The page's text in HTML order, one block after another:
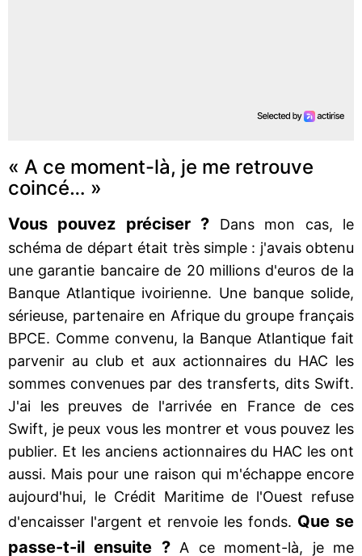
« A ce moment-là, je me retrouve
coincé… »
Vous pouvez préciser ? Dans mon cas, le
schéma de départ était très simple : j'avais obtenu
une garantie bancaire de 20 millions d'euros de la
Banque Atlantique ivoirienne. Une banque solide,
sérieuse, partenaire en Afrique du groupe français
BPCE. Comme convenu, la Banque Atlantique fait
parvenir au club et aux actionnaires du HAC les
sommes convenues par des transferts, dits Swift.
J'ai les preuves de l'arrivée en France de ces
Swift, je peux vous les montrer et vous pouvez les
publier. Et les anciens actionnaires du HAC les ont
aussi. Mais pour une raison qui m'échappe encore
aujourd'hui, le Crédit Maritime de l'Ouest refuse
d'encaisser l'argent et renvoie les fonds. Que se
passe-t-il ensuite ?A ce moment-là, je me